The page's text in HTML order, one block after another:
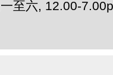
至六, 12.00-